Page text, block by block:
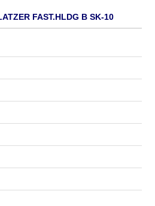
FAST.HLDG B SK-10